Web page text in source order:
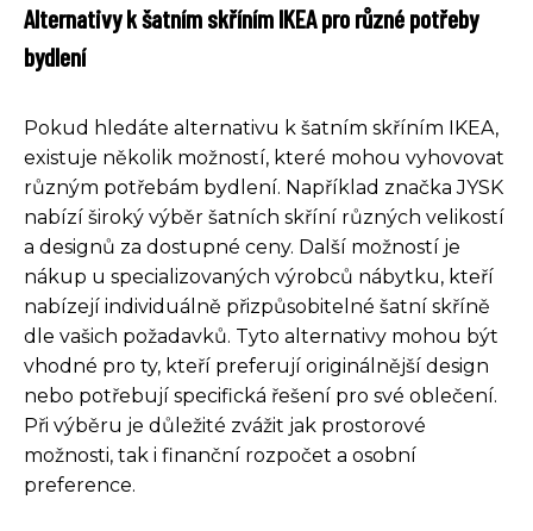
Alternativy k šatním skříním IKEA pro různé potřeby
bydlení
Pokud hledáte alternativu k šatním skříním IKEA,
existuje několik možností, které mohou vyhovovat
různým potřebám bydlení. Například značka JYSK
nabízí široký výběr šatních skříní různých velikostí
a designů za dostupné ceny. Další možností je
nákup u specializovaných výrobců nábytku, kteří
nabízejí individuálně přizpůsobitelné šatní skříně
dle vašich požadavků. Tyto alternativy mohou být
vhodné pro ty, kteří preferují originálnější design
nebo potřebují specifická řešení pro své oblečení.
Při výběru je důležité zvážit jak prostorové
možnosti, tak i finanční rozpočet a osobní
preference.